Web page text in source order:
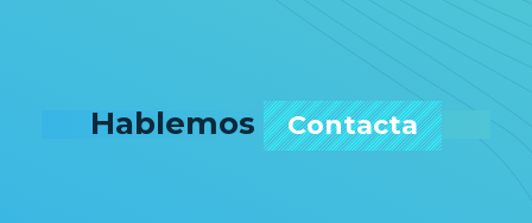
Hablemos Contacta